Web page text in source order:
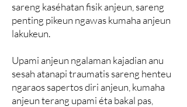
sareng kaséhatan fisik anjeun, sareng
penting pikeun ngawas kumaha anjeun
lakukeun.
Upami anjeun ngalaman kajadian anu
sesah atanapi traumatis sareng henteu
ngaraos sapertos diri anjeun, kumaha
anjeun terang upami éta bakal pas,